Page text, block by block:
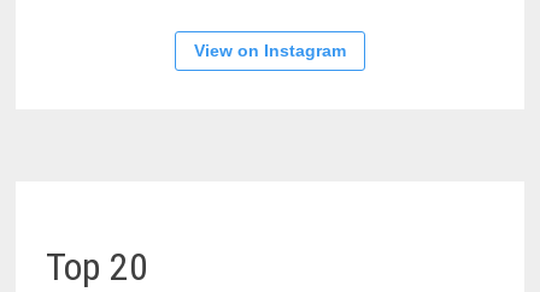
View on Instagram
Top 20